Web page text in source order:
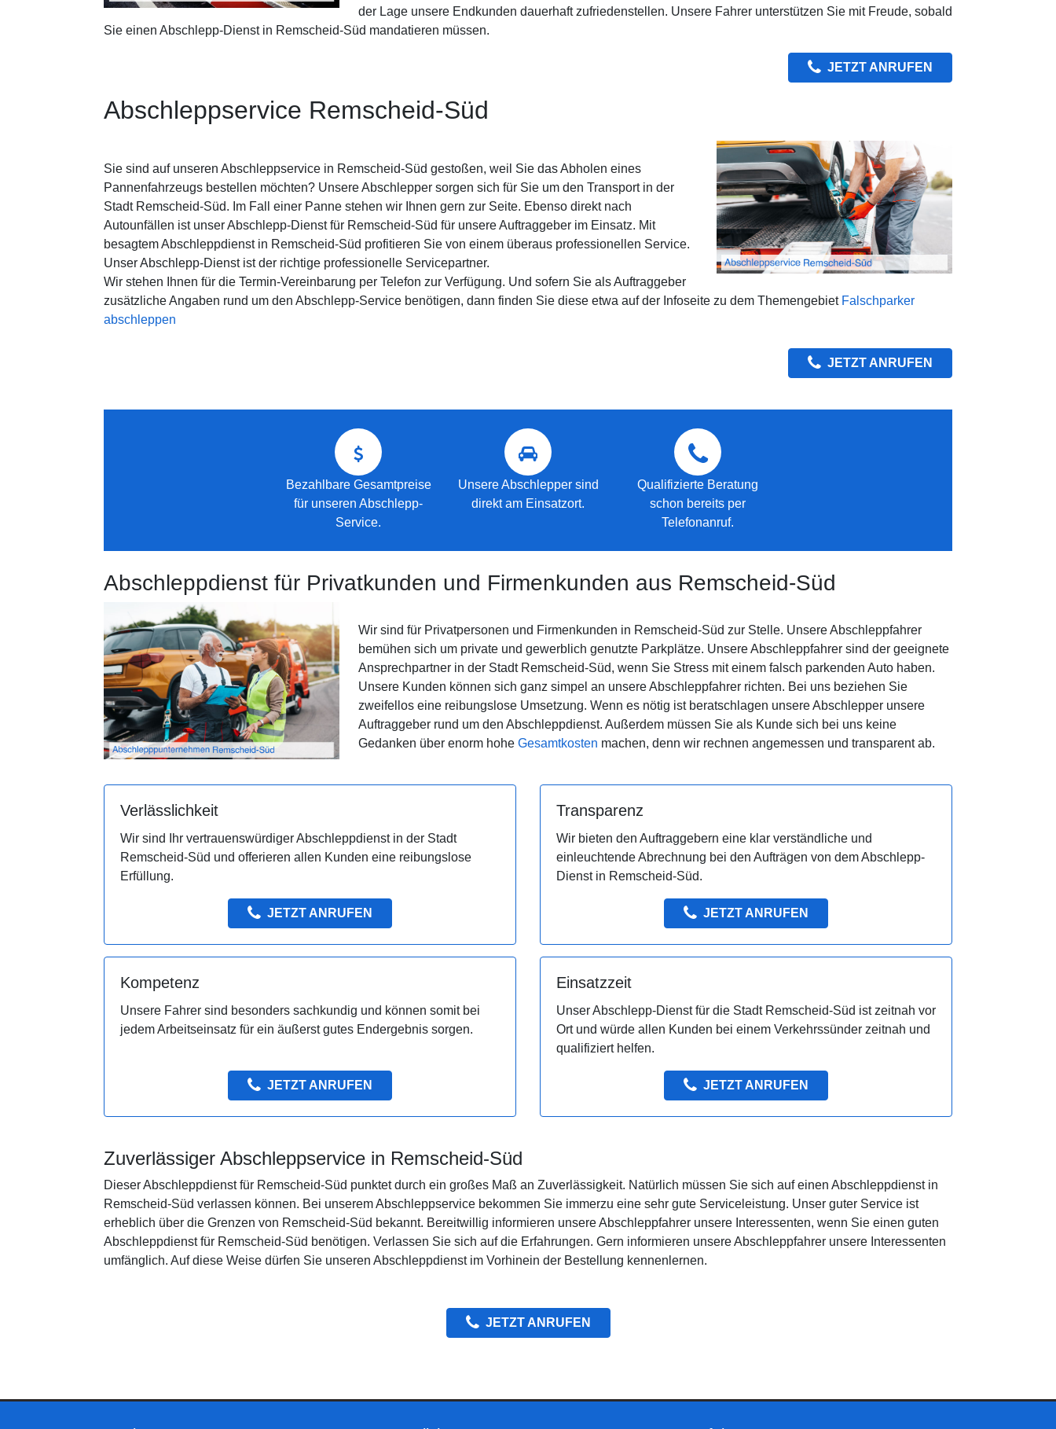
der Lage unsere Endkunden dauerhaft zufriedenstellen. Unsere Fahrer unterstützen Sie mit Freude, sobald
Sie einen Abschlepp-Dienst in Remscheid-Süd mandatieren müssen.
JETZT ANRUFEN
Abschleppservice Remscheid-Süd
Sie sind auf unseren Abschleppservice in Remscheid-Süd gestoßen, weil Sie das Abholen eines
Pannenfahrzeugs bestellen möchten? Unsere Abschlepper sorgen sich für Sie um den Transport in der
Stadt Remscheid-Süd. Im Fall einer Panne stehen wir Ihnen gern zur Seite. Ebenso direkt nach
Autounfällen ist unser Abschlepp-Dienst für Remscheid-Süd für unsere Auftraggeber im Einsatz. Mit
besagtem Abschleppdienst in Remscheid-Süd profitieren Sie von einem überaus professionellen Service.
Unser Abschlepp-Dienst ist der richtige professionelle Servicepartner.
Wir stehen Ihnen für die Termin-Vereinbarung per Telefon zur Verfügung. Und sofern Sie als Auftraggeber
zusätzliche Angaben rund um den Abschlepp-Service benötigen, dann finden Sie diese etwa auf der Infoseite zu dem Themengebiet Falschparker
abschleppen
JETZT ANRUFEN
Bezahlbare Gesamtpreise
für unseren Abschlepp-
Service.
Unsere Abschlepper sind
direkt am Einsatzort.
Qualifizierte Beratung
schon bereits per
Telefonanruf.
Abschleppdienst für Privatkunden und Firmenkunden aus Remscheid-Süd
Wir sind für Privatpersonen und Firmenkunden in Remscheid-Süd zur Stelle. Unsere Abschleppfahrer
bemühen sich um private und gewerblich genutzte Parkplätze. Unsere Abschleppfahrer sind der geeignete
Ansprechpartner in der Stadt Remscheid-Süd, wenn Sie Stress mit einem falsch parkenden Auto haben.
Unsere Kunden können sich ganz simpel an unsere Abschleppfahrer richten. Bei uns beziehen Sie
zweifellos eine reibungslose Umsetzung. Wenn es nötig ist beratschlagen unsere Abschlepper unsere
Auftraggeber rund um den Abschleppdienst. Außerdem müssen Sie als Kunde sich bei uns keine
Gedanken über enorm hohe Gesamtkosten machen, denn wir rechnen angemessen und transparent ab.
Verlässlichkeit
Wir sind Ihr vertrauenswürdiger Abschleppdienst in der Stadt
Remscheid-Süd und offerieren allen Kunden eine reibungslose
Erfüllung.
JETZT ANRUFEN
Transparenz
Wir bieten den Auftraggebern eine klar verständliche und
einleuchtende Abrechnung bei den Aufträgen von dem Abschlepp-
Dienst in Remscheid-Süd.
JETZT ANRUFEN
Kompetenz
Unsere Fahrer sind besonders sachkundig und können somit bei
jedem Arbeitseinsatz für ein äußerst gutes Endergebnis sorgen.
JETZT ANRUFEN
Einsatzzeit
Unser Abschlepp-Dienst für die Stadt Remscheid-Süd ist zeitnah vor
Ort und würde allen Kunden bei einem Verkehrssünder zeitnah und
qualifiziert helfen.
JETZT ANRUFEN
Zuverlässiger Abschleppservice in Remscheid-Süd
Dieser Abschleppdienst für Remscheid-Süd punktet durch ein großes Maß an Zuverlässigkeit. Natürlich müssen Sie sich auf einen Abschleppdienst in
Remscheid-Süd verlassen können. Bei unserem Abschleppservice bekommen Sie immerzu eine sehr gute Serviceleistung. Unser guter Service ist
erheblich über die Grenzen von Remscheid-Süd bekannt. Bereitwillig informieren unsere Abschleppfahrer unsere Interessenten, wenn Sie einen guten
Abschleppdienst für Remscheid-Süd benötigen. Verlassen Sie sich auf die Erfahrungen. Gern informieren unsere Abschleppfahrer unsere Interessenten
umfänglich. Auf diese Weise dürfen Sie unseren Abschleppdienst im Vorhinein der Bestellung kennenlernen.
JETZT ANRUFEN